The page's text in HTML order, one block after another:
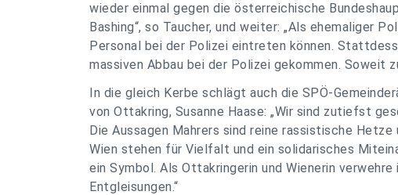
wieder einmal gegen die österreichische
Bashing“, so Taucher, und weiter: „Als ehemaliger
Personal bei der Polizei eintreten können.
massiven Abbau bei der Polizei gekommen. Soweit
In die gleich Kerbe schlägt auch die SPÖ-
von Ottakring, Susanne Haase: „Wir sind zutiefst
Die Aussagen Mahrers sind reine rassistische
Wien stehen für Vielfalt und ein solidarisches
ein Symbol. Als Ottakringerin und Wienerin
Entgleisungen.“